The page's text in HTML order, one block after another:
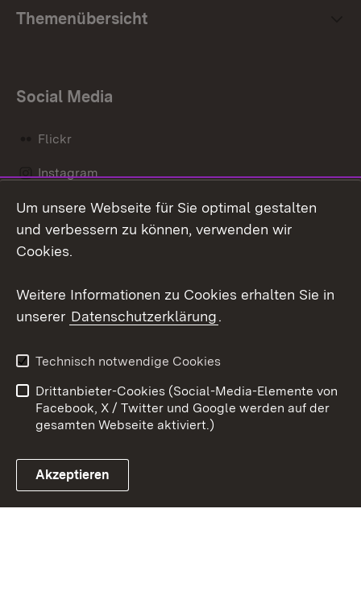
Themenübersicht
Social Media
Flickr
Instagram
Social Wall
Link zum Landesportal
Barrierefreiheit
Benutzungshinweise
Impressum
Cookies
Um unsere Webseite für Sie optimal gestalten
und verbessern zu können, verwenden wir
Cookies.
Weitere Informationen zu Cookies erhalten Sie in
unserer Datenschutzerklärung.
Technisch notwendige Cookies
Drittanbieter-Cookies (Social-Media-Elemente von
Facebook, X / Twitter und Google werden auf der
gesamten Webseite aktiviert.)
Akzeptieren